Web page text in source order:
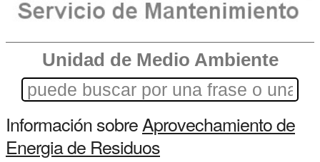
Unidad de Medio Ambiente
Información sobreAprovechamiento de
Energia de Residuos